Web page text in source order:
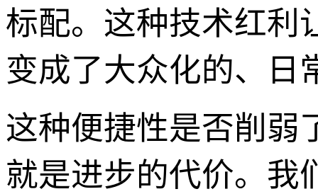
标配。这种技术红利
变成了大众化的、日
这种便捷性是否削弱
就是进步的代价。我